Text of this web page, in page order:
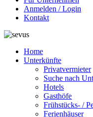
Anmelden / Login
Kontakt
Home
Unterkünfte
Privatvermieter
Suche nach
Hotels
Gasthöfe
Frühstücks- /
Ferienhäuser